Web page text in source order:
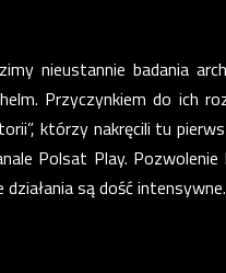
nieustannie badania
Przyczynkiem do ich
którzy nakręcili tu
Polsat Play.
są dość intensywne.